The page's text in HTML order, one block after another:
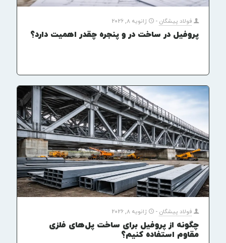
فولاد پیشگان - ژانویه 8, 2026
پروفیل در ساخت در و پنجره چقدر اهمیت دارد؟
فولاد پیشگان - ژانویه 8, 2026
چگونه از پروفیل برای ساخت پل‌های فلزی
مقاوم استفاده کنیم؟